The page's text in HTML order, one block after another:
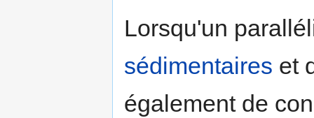
Lorsqu'un
sédimentaires et
également de